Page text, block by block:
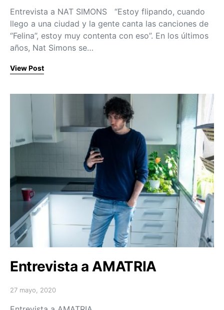
Entrevista a NAT SIMONS “Estoy flipando, cuando
llego a una ciudad y la gente canta las canciones de
‘’Felina’’, estoy muy contenta con eso”. En los últimos
años, Nat Simons se…
View Post
Entrevista a AMATRIA
Posted on
27 mayo, 2020